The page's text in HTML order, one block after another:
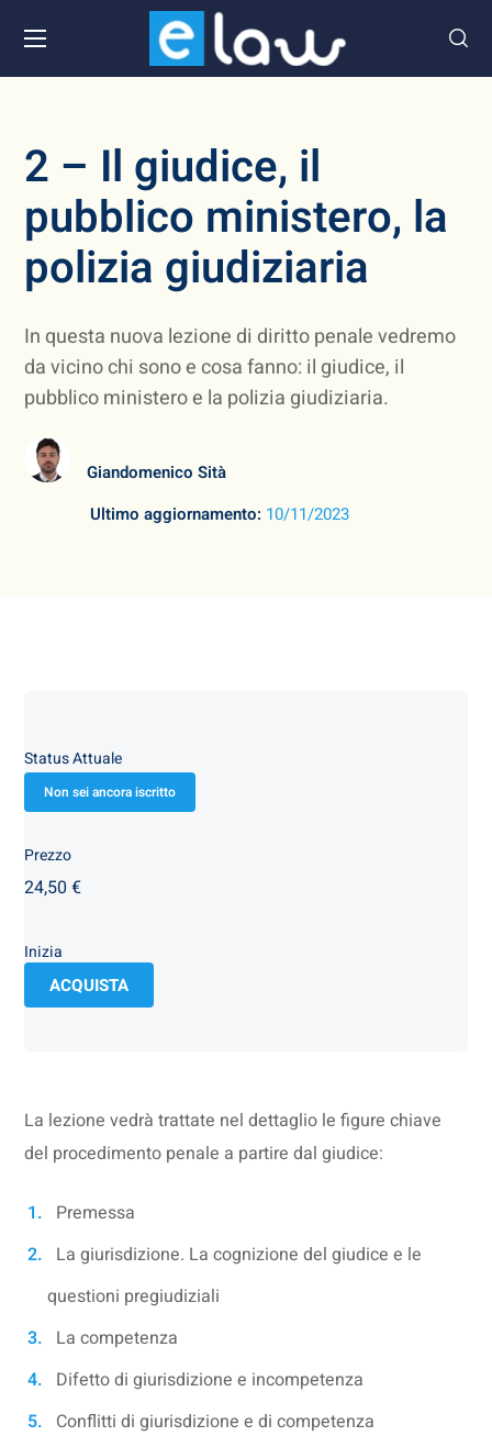
2 – Il giudice, il
pubblico ministero, la
polizia giudiziaria
In questa nuova lezione di diritto penale vedremo
da vicino chi sono e cosa fanno: il giudice, il
pubblico ministero e la polizia giudiziaria.
Giandomenico Sità
Ultimo aggiornamento: 10/11/2023
Status Attuale
Non sei ancora iscritto
Prezzo
24,50 €
Inizia
ACQUISTA
La lezione vedrà trattate nel dettaglio le figure chiave
del procedimento penale a partire dal giudice:
Premessa
La giurisdizione. La cognizione del giudice e le
questioni pregiudiziali
La competenza
Difetto di giurisdizione e incompetenza
Conflitti di giurisdizione e di competenza